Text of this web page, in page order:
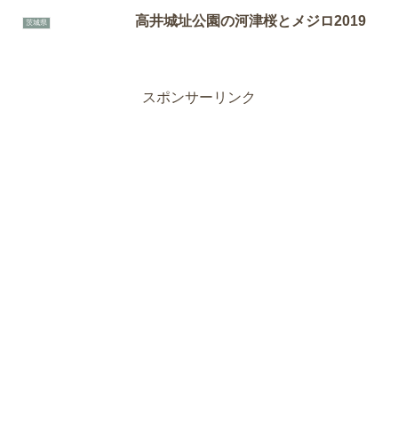
茨城県 高井城址公園の河津桜とメジロ2019
スポンサーリンク